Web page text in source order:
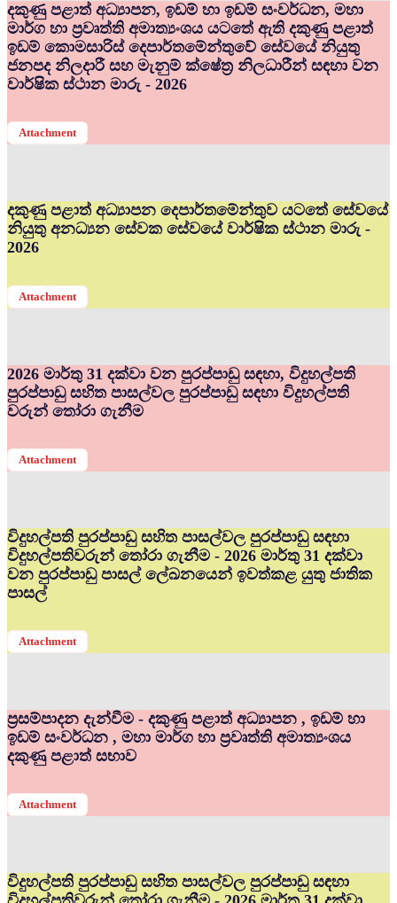
දකුණු පළාත් අධ්‍යාපන, ඉඩම් හා ඉඩම් සංවර්ධන, මහා
මාර්ග හා ප්‍රවෘත්ති අමාත්‍යංශය යටතේ ඇති දකුණු පළාත්
ඉඩම් කොමසාරිස් දෙපාර්තමේන්තුවේ සේවයේ නියුතු
ජනපද නිලදාරී සහ මැනුම් ක්ෂේත්‍ර නිලධාරීන් සඳහා වන
වාර්ෂික ස්ථාන මාරු - 2026
Attachment
දකුණු පළාත් අධ්‍යාපන දෙපාර්තමේන්තුව යටතේ සේවයේ
නියුතු අනධ්‍යන සේවක සේවයේ වාර්ෂික ස්ථාන මාරු -
2026
Attachment
2026 මාර්තු 31 දක්වා වන පුරප්පාඩු සඳහා, විදුහල්පති
පුරප්පාඩු සහිත පාසල්වල පුරප්පාඩු සඳහා විදුහල්පති
වරුන් තෝරා ගැනීම
Attachment
විදුහල්පති පුරප්පාඩු සහිත පාසල්වල පුරප්පාඩු සඳහා
විදුහල්පතිවරුන් තෝරා ගැනීම - 2026 මාර්තු 31 දක්වා
වන පුරප්පාඩු පාසල් ලේඛනයෙන් ඉවත්කළ යුතු ජාතික
පාසල්
Attachment
ප්‍රසම්පාදන දැන්වීම - දකුණු පළාත් අධ්‍යාපන , ඉඩම් හා
ඉඩම් සංවර්ධන , මහා මාර්ග හා ප්‍රවෘත්ති අමාත්‍යංශය
දකුණු පළාත් සභාව
Attachment
විදුහල්පති පුරප්පාඩු සහිත පාසල්වල පුරප්පාඩු සඳහා